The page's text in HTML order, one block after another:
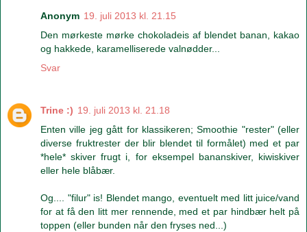
Anonym 19. juli 2013 kl. 21.15
Den mørkeste mørke chokoladeis af blendet banan, kakao
og hakkede, karamelliserede valnødder...
Svar
Trine :) 19. juli 2013 kl. 21.18
Enten ville jeg gått for klassikeren; Smoothie "rester" (eller
diverse fruktrester der blir blendet til formålet) med et par
*hele* skiver frugt i, for eksempel bananskiver, kiwiskiver
eller hele blåbær.
Og.... "filur" is! Blendet mango, eventuelt med litt juice/vand
for at få den litt mer rennende, med et par hindbær helt på
toppen (eller bunden når den fryses ned...)